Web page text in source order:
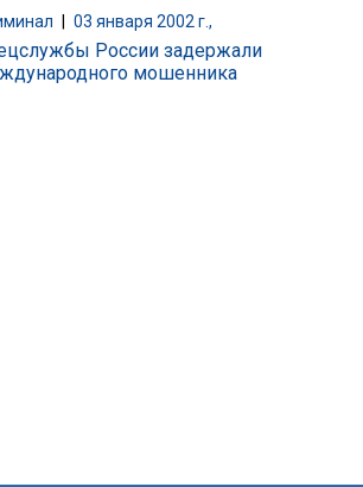
03 января 2002 г.,
России задержали
мошенника